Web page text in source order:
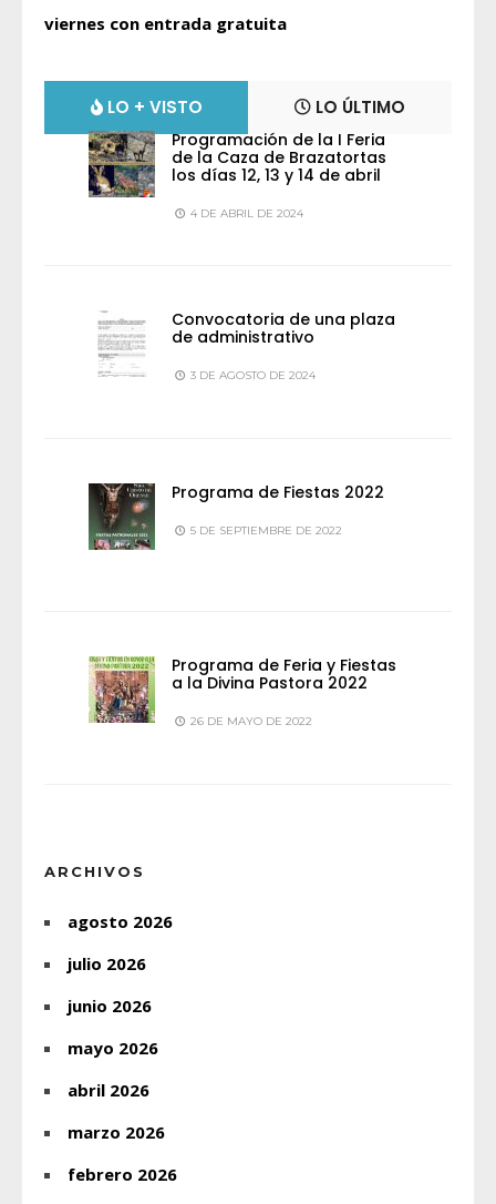
viernes con entrada gratuita
LO + VISTO LO ÚLTIMO
Programación de la I Feria
de la Caza de Brazatortas
los días 12, 13 y 14 de abril
4 DE ABRIL DE 2024
Convocatoria de una plaza
de administrativo
3 DE AGOSTO DE 2024
Programa de Fiestas 2022
5 DE SEPTIEMBRE DE 2022
Programa de Feria y Fiestas
a la Divina Pastora 2022
26 DE MAYO DE 2022
ARCHIVOS
agosto 2026
julio 2026
junio 2026
mayo 2026
abril 2026
marzo 2026
febrero 2026